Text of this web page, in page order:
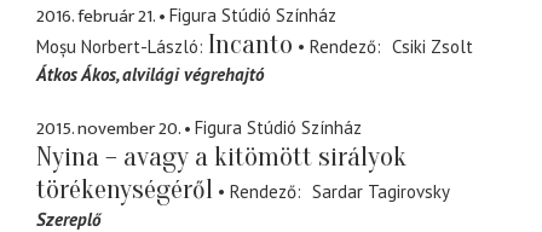
2016. február 21.
Figura Stúdió Színház
Moșu Norbert-László Incanto Rendező
Csiki Zsolt
Átkos Ákos alvilági végrehajtó
2015. november 20. Figura Stúdió Színház
Nyina – avagy a kitömött sirályok
törékenységéről
Rendező
Sardar Tagirovsky
Szereplő